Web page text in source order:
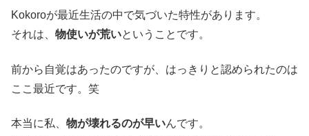
Kokoroが最近生活の中で気づいた特性があります。
それは、 物使いが荒いということです。
前から自覚はあったのですが、はっきりと認められたのは
ここ最近です。笑
本当に私、 物が壊れるのが早いんです。